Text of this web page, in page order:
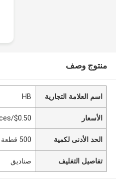
منتوج وصف
اسم العلامة التجارية HB
الأسعار $0.50/pieces 500-4999 pieces
الحد الأدنى لكمية 500 قطعة
تفاصيل التغليف صناديق